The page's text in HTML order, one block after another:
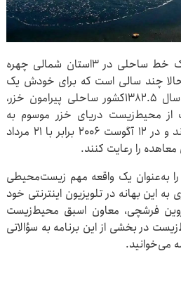
دریای کاسپین که با ایجاد یک خط ساحلی در ۳استان شمالی چهره
حالا چند سالی است که برای خودش یک
روز دارد؛ روز دریای خزر. در سال ۱۳۸۲.۵کشور ساحلی پیرامون خزر،
از محیط‌زیست دریای خزر موسوم به
کنوانسیون تهران را امضا کردند و در ۱۲ آگوست ۲۰۰۶ برابر با ۲۱ مرداد
به‌عنوان یک واقعه مهم زیست‌محیطی
این بهانه در تلویزیون اینترنتی خود
فرشچی، معاون اسبق محیط‌زیست
در بخشی از این برنامه به سؤالاتی
می‌خوانید.